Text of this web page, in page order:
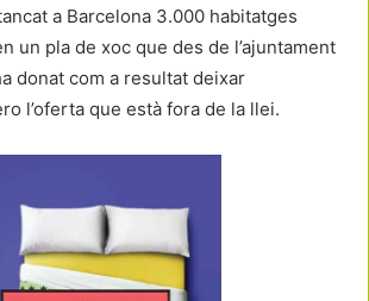
a Barcelona 3.000 habitatges
un pla de xoc que des de l’ajuntament
donat com a resultat deixar
l’oferta que està fora de la llei.